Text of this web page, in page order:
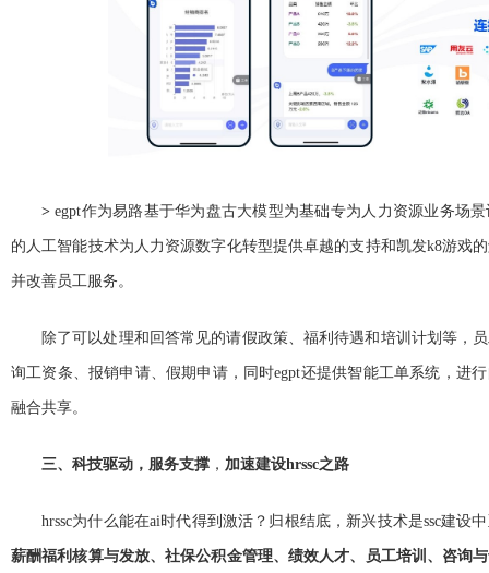
>egpt作为易路基于华为盘古大模型为基础专为人力资源业务场
的人工智能技术为人力资源数字化转型提供卓越的支持和凯发k8游戏
并改善员工服务。
除了可以处理和回答常见的请假政策、福利待遇和培训计划等，
询工资条、报销申请、假期申请，同时egpt还提供智能工单系统，进
融合共享。
三、科技驱动，服务支撑 ， 加速建设hrssc之路
hrssc为什么能在ai时代得到激活？归根结底，新兴技术是ssc建设
薪酬福利核算与发放、社保公积金管理、绩效人才、员工培训、咨询